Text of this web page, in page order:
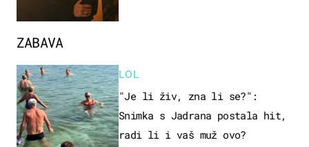
ZABAVA
LOL
"Je li živ, zna li se?":
Snimka s Jadrana postala hit,
radi li i vaš muž ovo?